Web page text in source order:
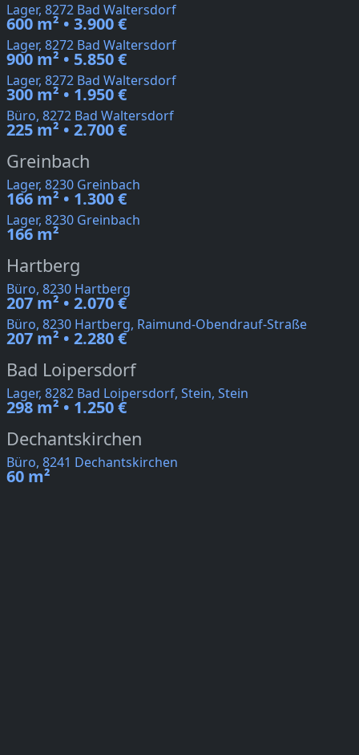
Lager, 8272 Bad Waltersdorf
600 m² • 3.900 €
Lager, 8272 Bad Waltersdorf
900 m² • 5.850 €
Lager, 8272 Bad Waltersdorf
300 m² • 1.950 €
Büro, 8272 Bad Waltersdorf
225 m² • 2.700 €
Greinbach
Lager, 8230 Greinbach
166 m² • 1.300 €
Lager, 8230 Greinbach
166 m²
Hartberg
Büro, 8230 Hartberg
207 m² • 2.070 €
Büro, 8230 Hartberg, Raimund-Obendrauf-Straße
207 m² • 2.280 €
Bad Loipersdorf
Lager, 8282 Bad Loipersdorf, Stein, Stein
298 m² • 1.250 €
Dechantskirchen
Büro, 8241 Dechantskirchen
60 m²